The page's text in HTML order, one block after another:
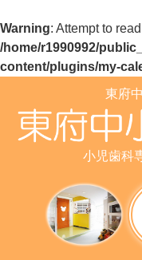
Warning: Attempt to
/home/r1990992/
content/plugins/my-
東府
小児歯科